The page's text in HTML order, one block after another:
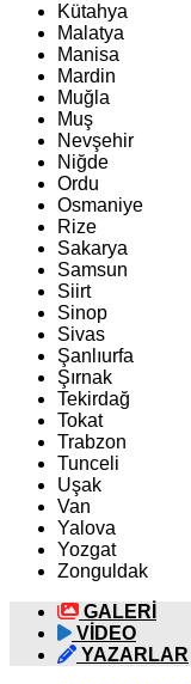
Kütahya
Malatya
Manisa
Mardin
Muğla
Muş
Nevşehir
Niğde
Ordu
Osmaniye
Rize
Sakarya
Samsun
Siirt
Sinop
Sivas
Şanlıurfa
Şırnak
Tekirdağ
Tokat
Trabzon
Tunceli
Uşak
Van
Yalova
Yozgat
Zonguldak
GALERİ
VİDEO
YAZARLAR